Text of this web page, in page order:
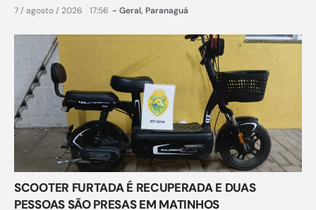
7 / agosto / 2026 17:56 - Geral, Paranaguá
SCOOTER FURTADA É RECUPERADA E DUAS
PESSOAS SÃO PRESAS EM MATINHOS